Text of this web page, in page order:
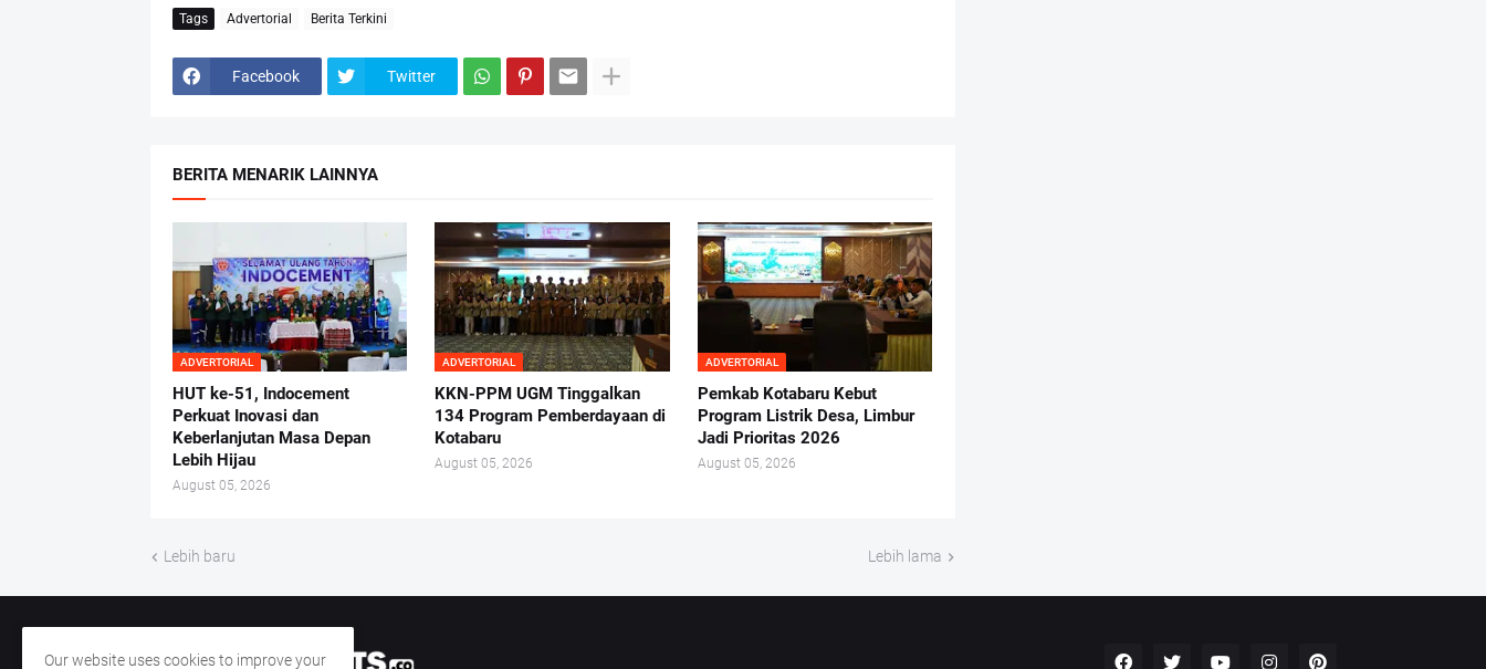
Tags Advertorial Berita Terkini
Facebook Twitter
BERITA MENARIK LAINNYA
ADVERTORIAL
HUT ke-51, Indocement
Perkuat Inovasi dan
Keberlanjutan Masa Depan
Lebih Hijau
August 05, 2026
ADVERTORIAL
KKN-PPM UGM Tinggalkan
134 Program Pemberdayaan di
Kotabaru
August 05, 2026
ADVERTORIAL
Pemkab Kotabaru Kebut
Program Listrik Desa, Limbur
Jadi Prioritas 2026
August 05, 2026
Lebih baru Lebih lama
Our website uses cookies to improve your